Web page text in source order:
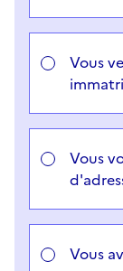
Vous
Vous
Vous